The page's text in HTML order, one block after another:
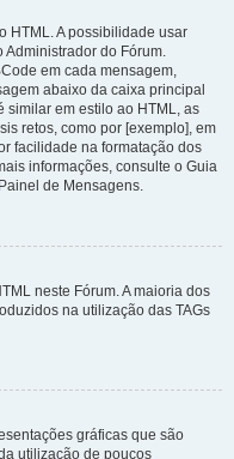
HTML. A possibilidade usar
Administrador do Fórum.
em cada mensagem,
abaixo da caixa principal
similar em estilo ao HTML, as
retos, como por [exemplo], em
facilidade na formatação dos
informações, consulte o Guia
de Mensagens.
neste Fórum. A maioria dos
na utilização das TAGs
gráficas que são
utilização de poucos